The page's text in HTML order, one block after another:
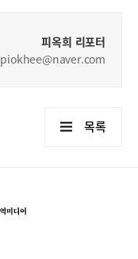
피옥희 리포터
piokhee@naver.com
목록